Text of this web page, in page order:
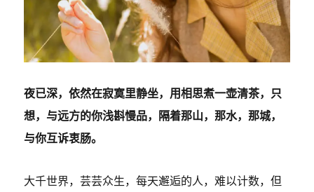
夜已深，依然在寂寞里静坐，用相思煮一壶清茶，只
想，与远方的你浅斟慢品，隔着那山，那水，那城，
与你互诉衷肠。
大千世界，芸芸众生，每天邂逅的人，难以计数，但